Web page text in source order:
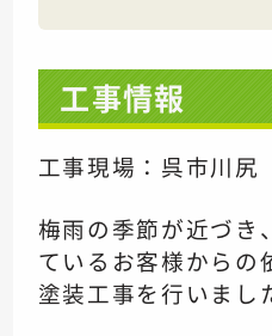
工事情報
工事現場：呉市川
梅雨の季節が近づき
ているお客様からの
塗装工事を行いまし